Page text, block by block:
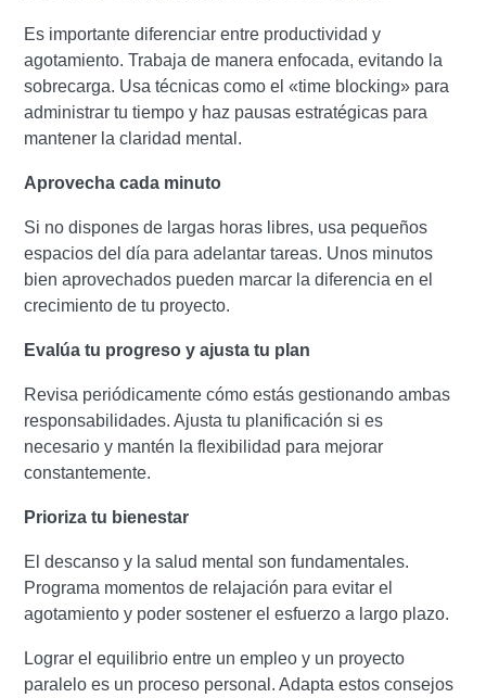
Es importante diferenciar entre productividad y
agotamiento. Trabaja de manera enfocada, evitando la
sobrecarga. Usa técnicas como el «time blocking» para
administrar tu tiempo y haz pausas estratégicas para
mantener la claridad mental.
Aprovecha cada minuto
Si no dispones de largas horas libres, usa pequeños
espacios del día para adelantar tareas. Unos minutos
bien aprovechados pueden marcar la diferencia en el
crecimiento de tu proyecto.
Evalúa tu progreso y ajusta tu plan
Revisa periódicamente cómo estás gestionando ambas
responsabilidades. Ajusta tu planificación si es
necesario y mantén la flexibilidad para mejorar
constantemente.
Prioriza tu bienestar
El descanso y la salud mental son fundamentales.
Programa momentos de relajación para evitar el
agotamiento y poder sostener el esfuerzo a largo plazo.
Lograr el equilibrio entre un empleo y un proyecto
paralelo es un proceso personal. Adapta estos consejos